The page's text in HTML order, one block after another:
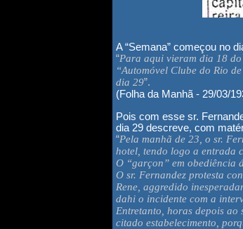
A “Semana” começou no
“Para aqui vieram dia 18
“Automóvel Clube do Rio
dia 29”.
(Folha da Manhã - 29/03/
Pois com esse sr.
dia 29 descreve, com
“Pela manhã de 23, o sr.
hotel, tendo logo a entrada
O “garçon” em obediência
O sr. Fernandez protesta
Rene, aggredido
dahi o incidente com a
Entretanto, horas depois ao
citado estabelecimento,